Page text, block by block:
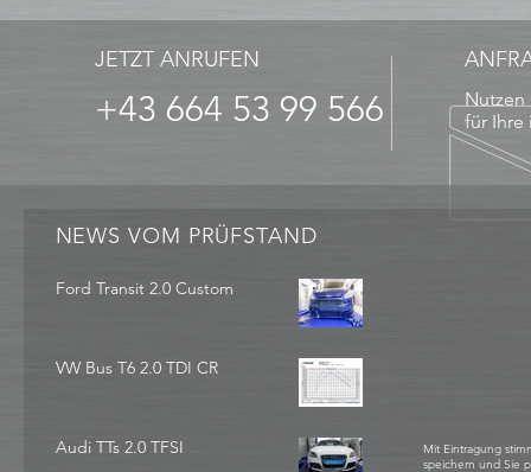
JETZT ANRUFEN
+43 664 53 99 566
Nutzen
für
NEWS VOM PRÜFSTAND
Ford Transit 2.0 Custom
VW Bus T6 2.0 TDI CR
Audi TTs 2.0 TFSI
Mit Eintragung
speichern und Sie